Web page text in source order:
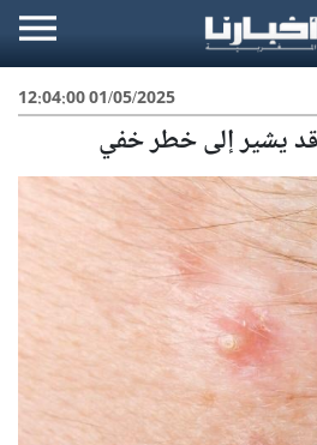
01/05/2025 12:04:00
يشير إلى خطر خفي